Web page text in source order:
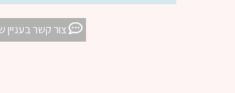
צור קשר בעניין